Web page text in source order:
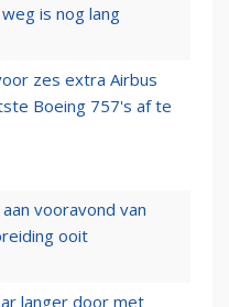
is nog lang
zes extra Airbus
Boeing 757's af te
vooravond van
ooit
langer door met